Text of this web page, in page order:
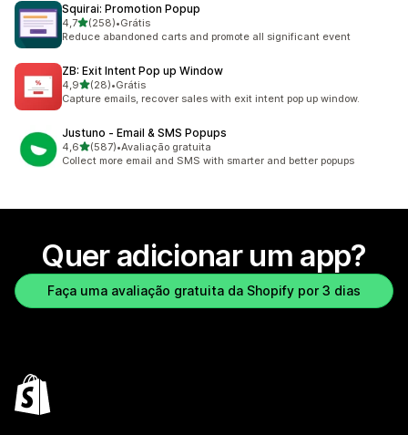
Squirai: Promotion Popup
4,7de 5 estrelas
(258)
258 avaliações ao todo
•Grátis
Reduce abandoned carts and promote all significant event
ZB: Exit Intent Pop up Window
4,9de 5 estrelas
(28)
28 avaliações ao todo
•Grátis
Capture emails, recover sales with exit intent pop up window.
Justuno ‑ Email & SMS Popups
4,6de 5 estrelas
(587)
587 avaliações ao todo
•Avaliação gratuita
Collect more email and SMS with smarter and better popups
Quer adicionar um app?
Faça uma avaliação gratuita da Shopify por 3 dias